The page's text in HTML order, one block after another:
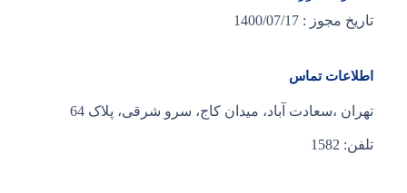
تاریخ مجوز : 1400/07/17
اطلاعات تماس
تهران ،سعادت آباد، میدان کاج، سرو شرقی، پلاک 64
تلفن: 1582